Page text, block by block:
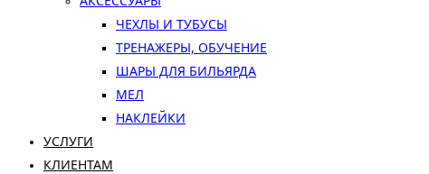
ЧЕХЛЫ И ТУБУСЫ
ТРЕНАЖЕРЫ, ОБУЧЕНИЕ
ШАРЫ ДЛЯ БИЛЬЯРДА
МЕЛ
НАКЛЕЙКИ
УСЛУГИ
КЛИЕНТАМ